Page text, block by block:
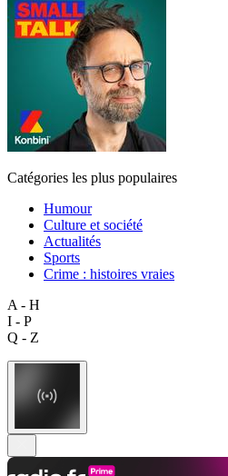
Catégories les plus populaires
Humour
Culture et société
Actualités
Sports
Crime : histoires vraies
A - H
I - P
Q - Z